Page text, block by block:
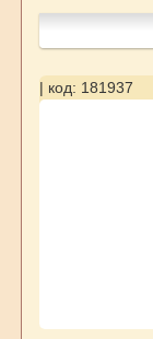
| код: 181937